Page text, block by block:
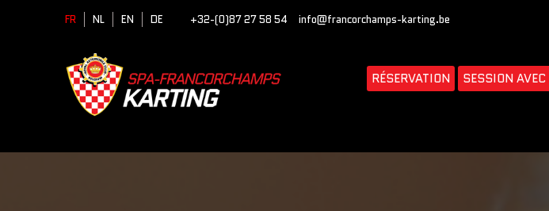
FR NL EN DE +32-(0)87 27 58 54 info@francorchamps-karting.be
RÉSERVATION SESSION